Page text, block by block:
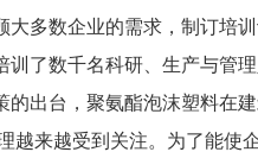
大多数企业的需求，制订培
了数千名科研、生产与管
台，聚氨酯泡沫塑料在建
越来越受到关注。为了能使